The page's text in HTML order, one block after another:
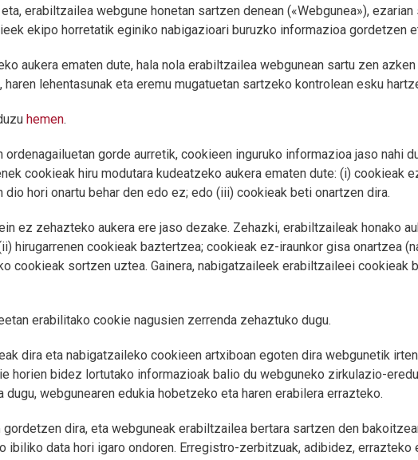
erabiltzailea webgune honetan sartzen denean («Webgunea»),
ekipo horretatik eginiko nabigazioari buruzko informazioa gordetzen
aukera ematen dute, hala nola erabiltzailea webgunean sartu zen
lehentasunak eta eremu mugatuetan sartzeko kontrolean esku
hemen.
gorde aurretik, cookieen inguruko informazioa jaso nahi
cookieak hiru modutara kudeatzeko aukera ematen dute: (i) cookieak
hori onartu behar den edo ez; edo (iii) cookieak beti onartzen dira.
ez zehazteko aukera ere jaso dezake. Zehazki, erabiltzaileak honako
hirugarrenen cookieak baztertzea; cookieak ez-iraunkor gisa onartzea
cookieak sortzen uztea. Gainera, nabigatzaileek erabiltzaileei cookieak
erabilitako cookie nagusien zerrenda zehaztuko dugu.
dira eta nabigatzaileko cookieen artxiboan egoten dira webgunetik
horien bidez lortutako informazioak balio du webguneko zirkulazio-
webgunearen edukia hobetzeko eta haren erabilera errazteko.
dira, eta webguneak erabiltzailea bertara sartzen den
ibiliko data hori igaro ondoren. Erregistro-zerbitzuak, adibidez, errazteko